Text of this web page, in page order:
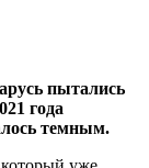
пытались
года
темным.